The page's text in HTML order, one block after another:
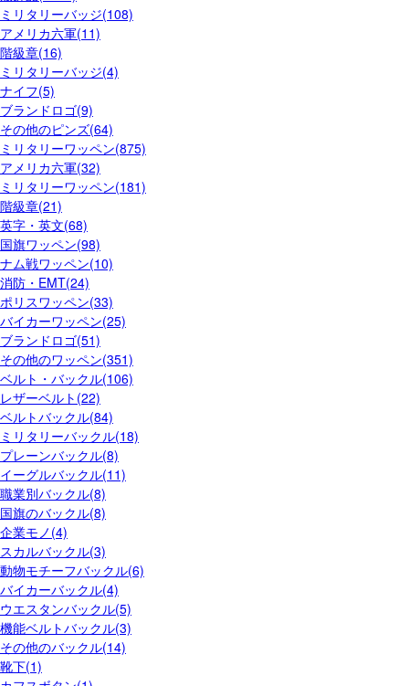
ミリタリーバッジ(108)
アメリカ六軍(11)
階級章(16)
ミリタリーバッジ(4)
ナイフ(5)
ブランドロゴ(9)
その他のピンズ(64)
ミリタリーワッペン(875)
アメリカ六軍(32)
ミリタリーワッペン(181)
階級章(21)
英字・英文(68)
国旗ワッペン(98)
ナム戦ワッペン(10)
消防・EMT(24)
ポリスワッペン(33)
バイカーワッペン(25)
ブランドロゴ(51)
その他のワッペン(351)
ベルト・バックル(106)
レザーベルト(22)
ベルトバックル(84)
ミリタリーバックル(18)
プレーンバックル(8)
イーグルバックル(11)
職業別バックル(8)
国旗のバックル(8)
企業モノ(4)
スカルバックル(3)
動物モチーフバックル(6)
バイカーバックル(4)
ウエスタンバックル(5)
機能ベルトバックル(3)
その他のバックル(14)
靴下(1)